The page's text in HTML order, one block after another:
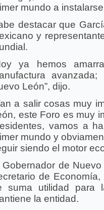
mundo a
destacar que
y
ya hemos
León”, dijo.
a salir cosas muy
este Foro es muy
vamos a
mundo y
siendo el motor
Gobernador de
de
suma utilidad para
la entidad.